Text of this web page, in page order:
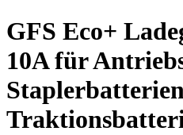
GFS Eco+
10A für